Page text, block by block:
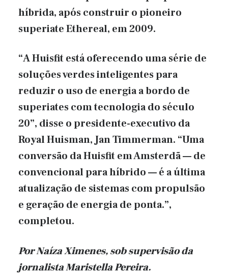
híbrida, após construir o pioneiro
superiate Ethereal, em 2009.
“A Huisfit está oferecendo uma série de
soluções verdes inteligentes para
reduzir o uso de energia a bordo de
superiates com tecnologia do século
20”, disse o presidente-executivo da
Royal Huisman, Jan Timmerman. “Uma
conversão da Huisfit em Amsterdã — de
convencional para híbrido — é a última
atualização de sistemas com propulsão
e geração de energia de ponta.”,
completou.
Por Naíza Ximenes, sob supervisãoda
jornalista Maristella Pereira.